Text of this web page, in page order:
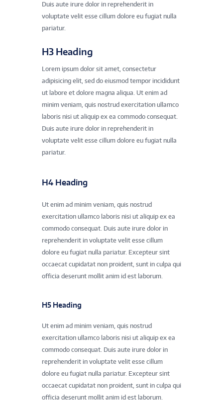
Duis aute irure dolor in reprehenderit in
voluptate velit esse cillum dolore eu fugiat nulla
pariatur.
H3 Heading
Lorem ipsum dolor sit amet, consectetur
adipisicing elit, sed do eiusmod tempor incididunt
ut labore et dolore magna aliqua. Ut enim ad
minim veniam, quis nostrud exercitation ullamco
laboris nisi ut aliquip ex ea commodo consequat.
Duis aute irure dolor in reprehenderit in
voluptate velit esse cillum dolore eu fugiat nulla
pariatur.
H4 Heading
Ut enim ad minim veniam, quis nostrud
exercitation ullamco laboris nisi ut aliquip ex ea
commodo consequat. Duis aute irure dolor in
reprehenderit in voluptate velit esse cillum
dolore eu fugiat nulla pariatur. Excepteur sint
occaecat cupidatat non proident, sunt in culpa qui
officia deserunt mollit anim id est laborum.
H5 Heading
Ut enim ad minim veniam, quis nostrud
exercitation ullamco laboris nisi ut aliquip ex ea
commodo consequat. Duis aute irure dolor in
reprehenderit in voluptate velit esse cillum
dolore eu fugiat nulla pariatur. Excepteur sint
occaecat cupidatat non proident, sunt in culpa qui
officia deserunt mollit anim id est laborum.